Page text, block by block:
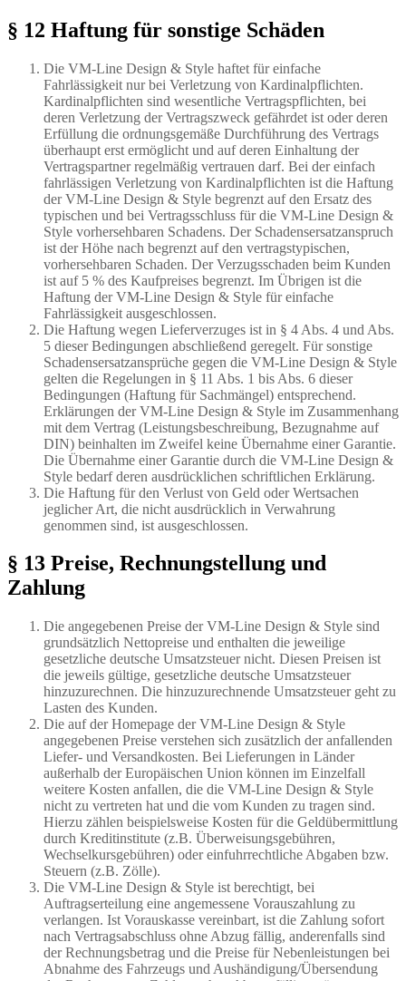
§ 12 Haftung für sonstige Schäden
Die VM-Line Design & Style haftet für einfache
Fahrlässigkeit nur bei Verletzung von Kardinalpflichten.
Kardinalpflichten sind wesentliche Vertragspflichten, bei
deren Verletzung der Vertragszweck gefährdet ist oder deren
Erfüllung die ordnungsgemäße Durchführung des Vertrags
überhaupt erst ermöglicht und auf deren Einhaltung der
Vertragspartner regelmäßig vertrauen darf. Bei der einfach
fahrlässigen Verletzung von Kardinalpflichten ist die Haftung
der VM-Line Design & Style begrenzt auf den Ersatz des
typischen und bei Vertragsschluss für die VM-Line Design &
Style vorhersehbaren Schadens. Der Schadensersatzanspruch
ist der Höhe nach begrenzt auf den vertragstypischen,
vorhersehbaren Schaden. Der Verzugsschaden beim Kunden
ist auf 5 % des Kaufpreises begrenzt. Im Übrigen ist die
Haftung der VM-Line Design & Style für einfache
Fahrlässigkeit ausgeschlossen.
Die Haftung wegen Lieferverzuges ist in § 4 Abs. 4 und Abs.
5 dieser Bedingungen abschließend geregelt. Für sonstige
Schadensersatzansprüche gegen die VM-Line Design & Style
gelten die Regelungen in § 11 Abs. 1 bis Abs. 6 dieser
Bedingungen (Haftung für Sachmängel) entsprechend.
Erklärungen der VM-Line Design & Style im Zusammenhang
mit dem Vertrag (Leistungsbeschreibung, Bezugnahme auf
DIN) beinhalten im Zweifel keine Übernahme einer Garantie.
Die Übernahme einer Garantie durch die VM-Line Design &
Style bedarf deren ausdrücklichen schriftlichen Erklärung.
Die Haftung für den Verlust von Geld oder Wertsachen
jeglicher Art, die nicht ausdrücklich in Verwahrung
genommen sind, ist ausgeschlossen.
§ 13 Preise, Rechnungstellung und
Zahlung
Die angegebenen Preise der VM-Line Design & Style sind
grundsätzlich Nettopreise und enthalten die jeweilige
gesetzliche deutsche Umsatzsteuer nicht. Diesen Preisen ist
die jeweils gültige, gesetzliche deutsche Umsatzsteuer
hinzuzurechnen. Die hinzuzurechnende Umsatzsteuer geht zu
Lasten des Kunden.
Die auf der Homepage der VM-Line Design & Style
angegebenen Preise verstehen sich zusätzlich der anfallenden
Liefer- und Versandkosten. Bei Lieferungen in Länder
außerhalb der Europäischen Union können im Einzelfall
weitere Kosten anfallen, die die VM-Line Design & Style
nicht zu vertreten hat und die vom Kunden zu tragen sind.
Hierzu zählen beispielsweise Kosten für die Geldübermittlung
durch Kreditinstitute (z.B. Überweisungsgebühren,
Wechselkursgebühren) oder einfuhrrechtliche Abgaben bzw.
Steuern (z.B. Zölle).
Die VM-Line Design & Style ist berechtigt, bei
Auftragserteilung eine angemessene Vorauszahlung zu
verlangen. Ist Vorauskasse vereinbart, ist die Zahlung sofort
nach Vertragsabschluss ohne Abzug fällig, anderenfalls sind
der Rechnungsbetrag und die Preise für Nebenleistungen bei
Abnahme des Fahrzeugs und Aushändigung/Übersendung